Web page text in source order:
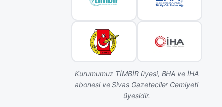
Kurumumuz TİMBİR üyesi, BHA ve İHA
abonesi ve Sivas Gazeteciler Cemiyeti
üyesidir.